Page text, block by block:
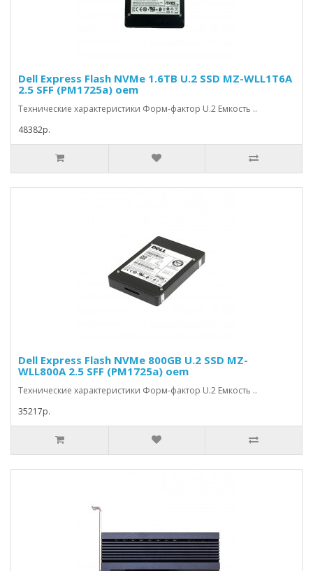
Dell Express Flash NVMe 1.6TB U.2 SSD MZ-WLL1T6A
2.5 SFF (PM1725a) oem
Технические характеристики Форм-фактор U.2 Емкость ..
48382р.
Dell Express Flash NVMe 800GB U.2 SSD MZ-
WLL800A 2.5 SFF (PM1725a) oem
Технические характеристики Форм-фактор U.2 Емкость ..
35217р.